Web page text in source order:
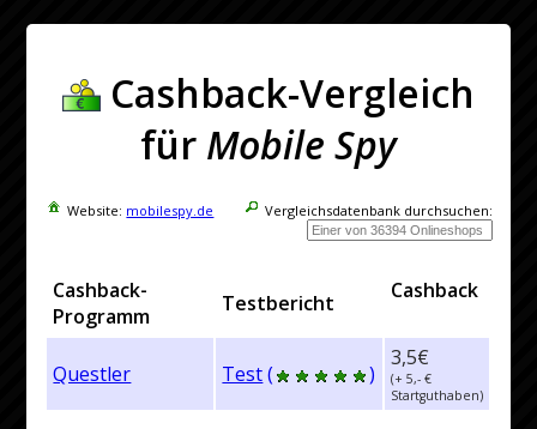
Cashback-Vergleich
für Mobile Spy
Website: mobilespy.de Vergleichsdatenbank durchsuchen:
Cashback-
Programm
Testbericht Cashback
Questler Test ( )
3,5€
(+ 5,- €
Startguthaben)